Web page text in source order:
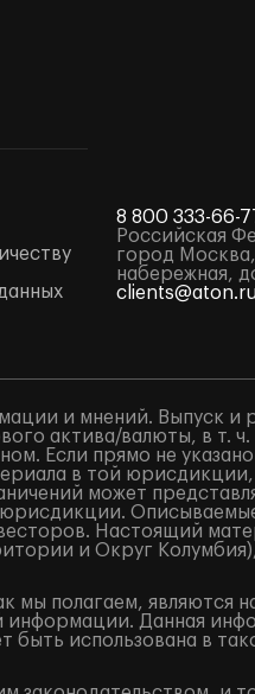
8 800 333-66-
Российская
город
набережная,
clients@aton.ru
и мнений. Выпуск и
актива/валюты, в т.
Если прямо не
в той
может
Настоящий
и Округ
мы полагаем, являются
Данная
использована в